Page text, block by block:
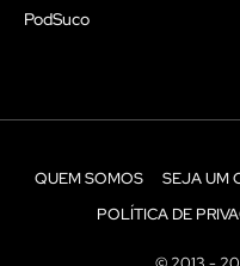
PodSuco
QUEM SOMOS SEJA UM
POLÍTICA DE